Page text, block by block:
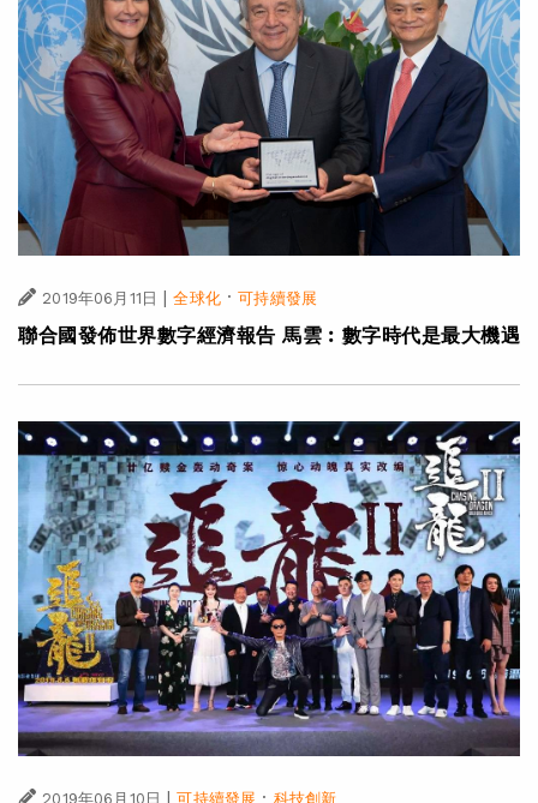
2019年06月11日 全球化·可持續發展
聯合國發佈世界數字經濟報告 馬雲︰數字時代是最大機遇
2019年06月10日 | 可持續發展 · 科技創新